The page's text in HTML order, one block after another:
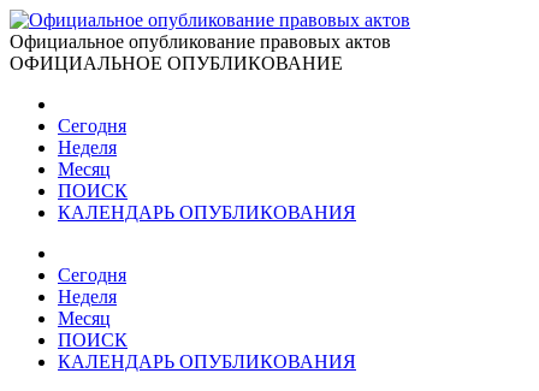
Официальное опубликование правовых актов
ОФИЦИАЛЬНОЕ ОПУБЛИКОВАНИЕ
Сегодня
Неделя
Месяц
ПОИСК
КАЛЕНДАРЬ ОПУБЛИКОВАНИЯ
Сегодня
Неделя
Месяц
ПОИСК
КАЛЕНДАРЬ ОПУБЛИКОВАНИЯ